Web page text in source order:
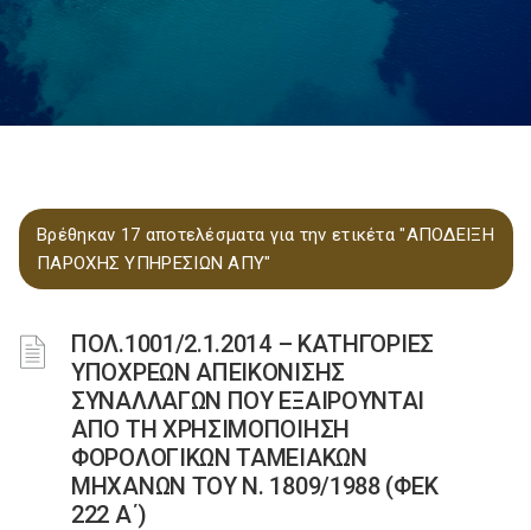
Βρέθηκαν 17 αποτελέσματα για την ετικέτα "ΑΠΟΔΕΙΞΗ
ΠΑΡΟΧΗΣ ΥΠΗΡΕΣΙΩΝ ΑΠΥ"
ΠΟΛ.1001/2.1.2014 – ΚΑΤΗΓΟΡΙΕΣ
ΥΠΟΧΡΕΩΝ ΑΠΕΙΚΟΝΙΣΗΣ
ΣΥΝΑΛΛΑΓΩΝ ΠΟΥ ΕΞΑΙΡΟΥΝΤΑΙ
ΑΠΟ ΤΗ ΧΡΗΣΙΜΟΠΟΙΗΣΗ
ΦΟΡΟΛΟΓΙΚΩΝ ΤΑΜΕΙΑΚΩΝ
ΜΗΧΑΝΩΝ ΤΟΥ Ν. 1809/1988 (ΦΕΚ
222 Α΄)